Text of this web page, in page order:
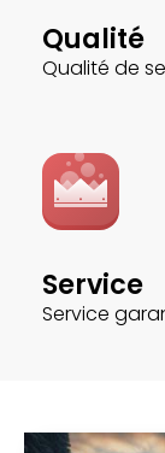
Qualité
Qualité de
Service
Service